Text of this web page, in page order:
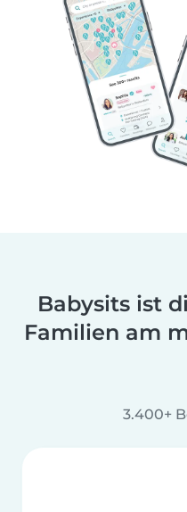
Babysits ist
Familien am
3.400+